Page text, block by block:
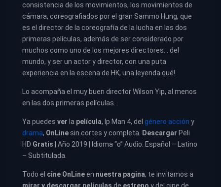
consistencia de los movimientos, los movimientos de
cámara, coreografiados por el gran Sammo Hung, que
es el director de la coreografía de la lucha en las dos
primeras películas, además de ser considerado por
muchos como uno de los mejores directores… del
mundo, y ser un actor y director, con una puta
experiencia en la escena de HK, una leyenda qué!.
Lo acompaña el muy buen director Wilson Yip, al menos
en las dos primeras películas…
Ya puedes ver la película, Ip Man 4, del género acción y
drama, OnLine sin cortes y completa. Descargar Peli
HD Gratis | Año 2019 | Idioma “o” Audio: Español – Latino
– Subtitulada.
Todo el cine OnLineen nuestra pagina, te invitamos a